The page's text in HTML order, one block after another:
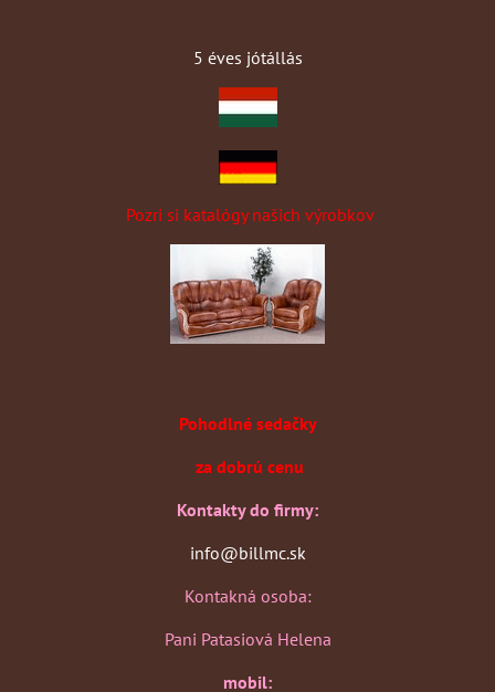
5 éves jótállás
Pozri si katalógy našich výrobkov
Pohodlné sedačky
za dobrú cenu
Kontakty do firmy:
info@billmc.sk
Kontakná osoba:
Pani Patasiová Helena
mobil: